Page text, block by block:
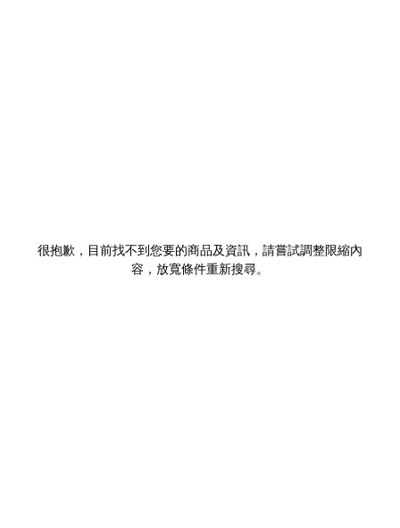
很抱歉，目前找不到您要的商品及資訊，請嘗試調整限縮內
容，放寬條件重新搜尋。